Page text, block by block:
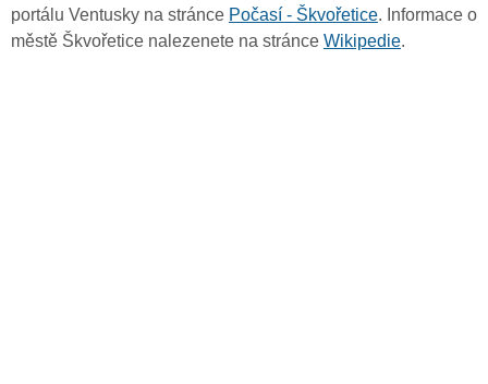
portálu Ventusky na stránce Počasí - Škvořetice. Informace o
městě Škvořetice nalezenete na stránce Wikipedie.